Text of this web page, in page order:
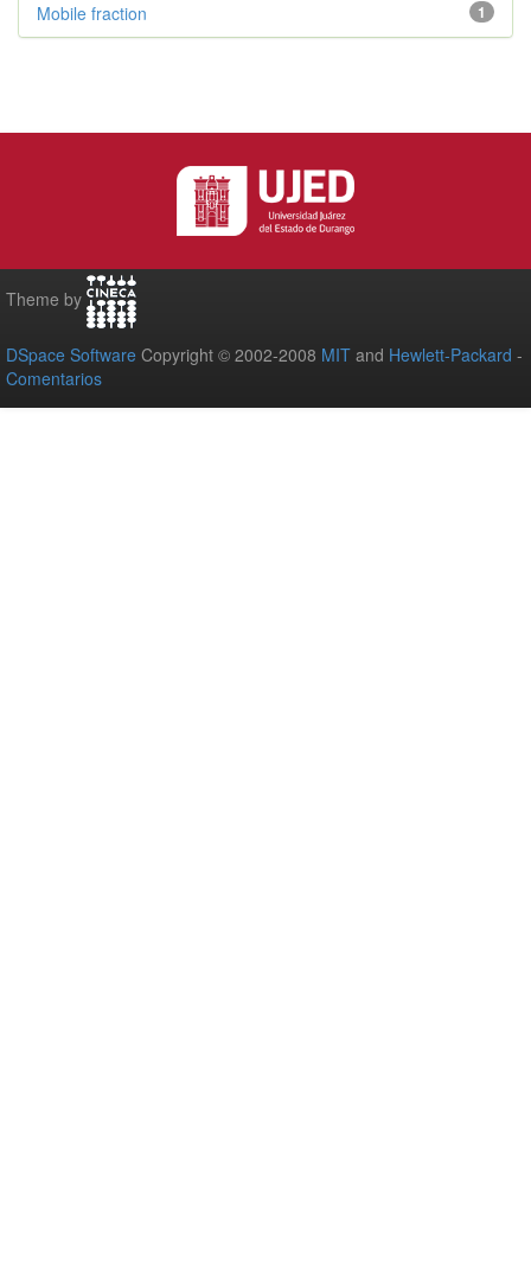
1
Mobile fraction
Theme by
DSpace Software Copyright © 2002-2008 MIT and Hewlett-Packard -
Comentarios